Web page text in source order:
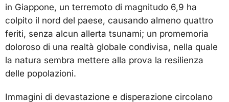
in Giappone, un terremoto di magnitudo 6,9 ha
colpito il nord del paese, causando almeno quattro
feriti, senza alcun allerta tsunami; un promemoria
doloroso di una realtà globale condivisa, nella quale
la natura sembra mettere alla prova la resilienza
delle popolazioni.
Immagini di devastazione e disperazione circolano